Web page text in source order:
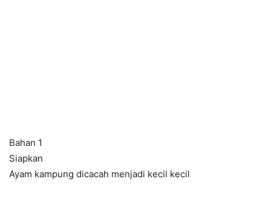
Bahan 1
Siapkan
Ayam kampung dicacah menjadi kecil kecil